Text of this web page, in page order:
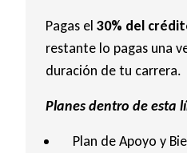
Pagas el 30% del
restante lo pagas una
duración de tu carrera.
Planes dentro de esta
Plan de Apoyo y